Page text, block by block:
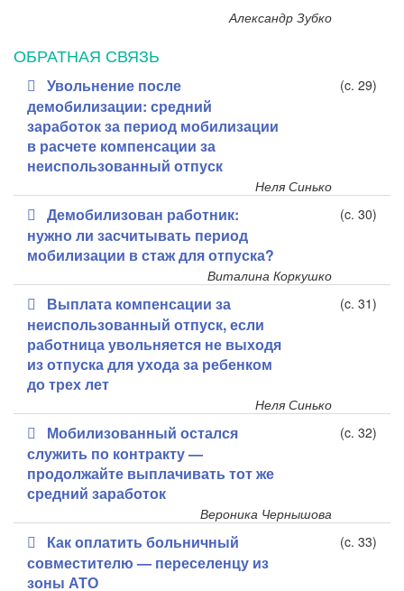
Александр Зубко
ОБРАТНАЯ СВЯЗЬ
Увольнение после
демобилизации: средний
заработок за период мобилизации
в расчете компенсации за
неиспользованный отпуск
(c. 29)
Неля Синько
Демобилизован работник:
нужно ли засчитывать период
мобилизации в стаж для отпуска?
(c. 30)
Виталина Коркушко
Выплата компенсации за
неиспользованный отпуск, если
работница увольняется не выходя
из отпуска для ухода за ребенком
до трех лет
(c. 31)
Неля Синько
Мобилизованный остался
служить по контракту —
продолжайте выплачивать тот же
средний заработок
(c. 32)
Вероника Чернышова
Как оплатить больничный
совместителю — переселенцу из
зоны АТО
(c. 33)